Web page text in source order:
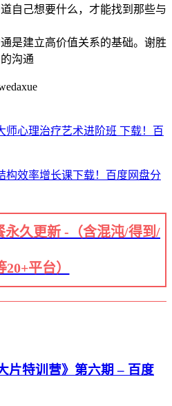
自己想要什么，才能找到那些与
是建立高价值关系的基础。谢胜
沟通
师心理治疗艺术进阶班 下载！百
构效率增长课下载！百度网盘分
永久更新 -（含混沌/得到/
平台）
片特训营》第六期 – 百度